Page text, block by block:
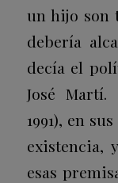
un hijo son
debería
decía el
José Martí.
1991), en
existencia,
esas